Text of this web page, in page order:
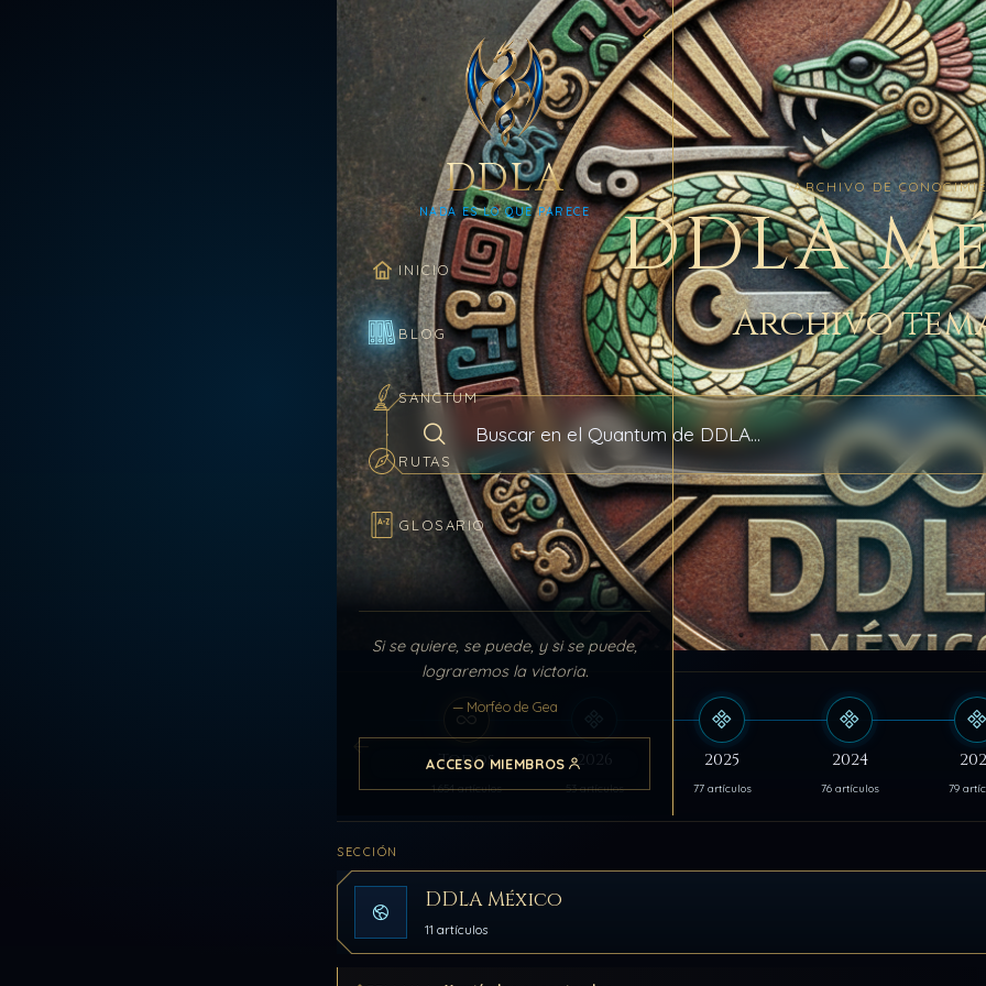
DDLA
NADA ES LO QUE PARECE
INICIO
BLOG
SANCTUM
RUTAS
GLOSARIO
Si se quiere, se puede, y si se puede,
lograremos la victoria.
— Morféo de Gea
ACCESO MIEMBROS
ARCHIVO DE
DDLA
Archivo
Buscar en el archivo
Todos
1.654 artículos
2026
53 artículos
2025
77 artículos
2024
76 artículos 79
SECCIÓN
DDLA México
11 artículos